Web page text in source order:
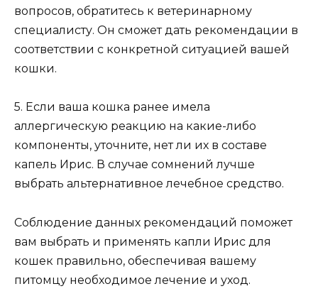
вопросов, обратитесь к ветеринарному
специалисту. Он сможет дать рекомендации в
соответствии с конкретной ситуацией вашей
кошки.
5. Если ваша кошка ранее имела
аллергическую реакцию на какие-либо
компоненты, уточните, нет ли их в составе
капель Ирис. В случае сомнений лучше
выбрать альтернативное лечебное средство.
Соблюдение данных рекомендаций поможет
вам выбрать и применять капли Ирис для
кошек правильно, обеспечивая вашему
питомцу необходимое лечение и уход.